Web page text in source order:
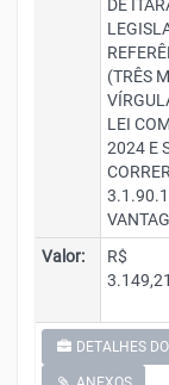
DE
(TRÊS
LEI
2024 E
Valor:
R$
3.149,21
DETALHES